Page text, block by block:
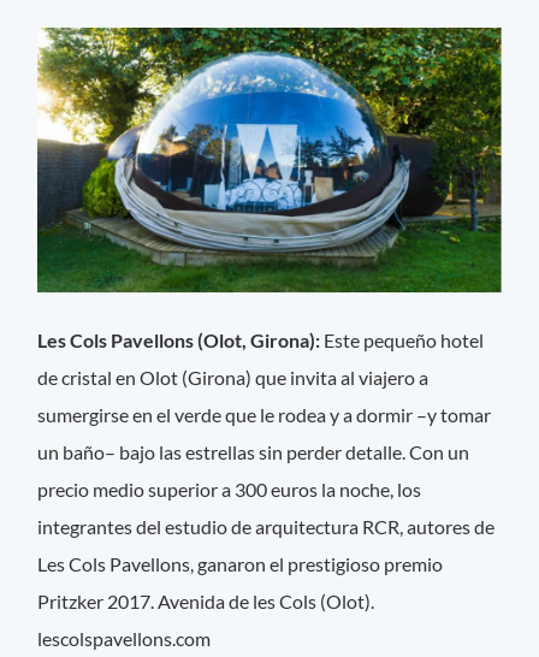
Les Cols Pavellons (Olot, Girona): Este pequeño hotel
de cristal en Olot (Girona) que invita al viajero a
sumergirse en el verde que le rodea y a dormir –y tomar
un baño– bajo las estrellas sin perder detalle. Con un
precio medio superior a 300 euros la noche, los
integrantes del estudio de arquitectura RCR, autores de
Les Cols Pavellons, ganaron el prestigioso premio
Pritzker 2017. Avenida de les Cols (Olot).
lescolspavellons.com